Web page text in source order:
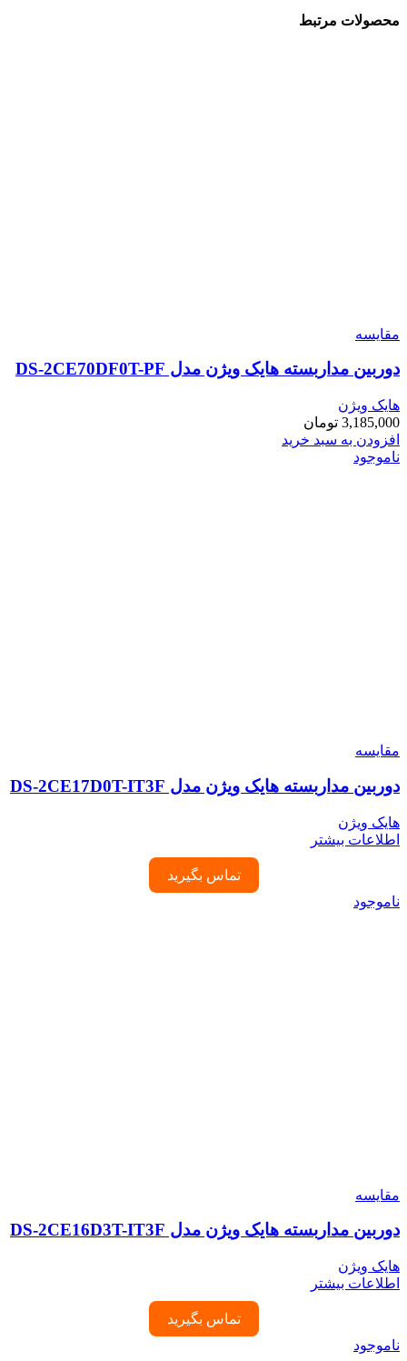
محصولات مرتبط
مقایسه
دوربین مداربسته هایک ویژن مدل DS-2CE70DF0T-PF
هایک ویژن
3,185,000 تومان
افزودن به سبد خرید
ناموجود
مقایسه
دوربین مداربسته هایک ویژن مدل DS-2CE17D0T-IT3F
هایک ویژن
اطلاعات بیشتر
تماس بگیرید
ناموجود
مقایسه
دوربین مداربسته هایک ویژن مدل DS-2CE16D3T-IT3F
هایک ویژن
اطلاعات بیشتر
تماس بگیرید
ناموجود